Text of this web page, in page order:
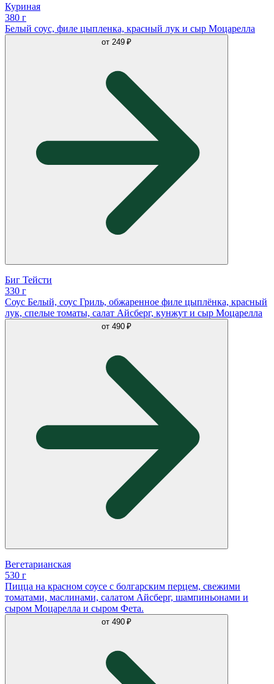
Куриная
380 г
Белый соус, филе цыпленка, красный лук и сыр Моцарелла
от 249 ₽
Биг Тейсти
330 г
Соус Белый, соус Гриль, обжаренное филе цыплёнка, красный
лук, спелые томаты, салат Айсберг, кунжут и сыр Моцарелла
от 490 ₽
Вегетарианская
530 г
Пицца на красном соусе с болгарским перцем, свежими
томатами, маслинами, салатом Айсберг, шампиньонами и
сыром Моцарелла и сыром Фета.
от 490 ₽